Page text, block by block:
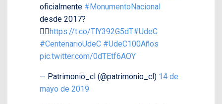
oficialmente #MonumentoNacional
desde 2017?
👉🏽 https://t.co/TlY392G5dT#UdeC
#CentenarioUdeC #UdeC100Años
pic.twitter.com/0dTEtf6AOY
— Patrimonio_cl (@patrimonio_cl) 14 de
mayo de 2019